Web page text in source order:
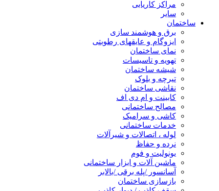
مراکز کاریابی
سایر
ساختمان
برق و هوشمند سازی
ایزوگام و عایقهای رطوبتی
نمای ساختمان
تهویه و تاسیسات
شیشه ساختمان
تیرچه و بلوک
نقاشی ساختمان
کابینت و ام دی اف
مصالح ساختمانی
کاشی و سرامیک
خدمات ساختمانی
لوله ، اتصالات و شیرآلات
نرده و حفاظ
یونولیت و فوم
ماشین آلات و ابزار ساختمانی
آسانسور /پله برقی /بالابر
بازسازی ساختمان